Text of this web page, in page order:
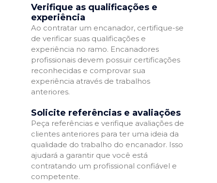
Verifique as qualificações e
experiência
Ao contratar um encanador, certifique-se
de verificar suas qualificações e
experiência no ramo. Encanadores
profissionais devem possuir certificações
reconhecidas e comprovar sua
experiência através de trabalhos
anteriores.
Solicite referências e avaliações
Peça referências e verifique avaliações de
clientes anteriores para ter uma ideia da
qualidade do trabalho do encanador. Isso
ajudará a garantir que você está
contratando um profissional confiável e
competente.